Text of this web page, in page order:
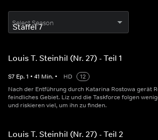
Select Season
Louis T. Steinhil (Nr. 27) - Teil 1
S7 Ep.1 • 41 Min. • HD
12
Nach der Entführung durch Katarina Rostowa gerät
feindliches Gebiet. Liz und die Taskforce folgen
und riskieren viel, um ihn zu finden.
Louis T. Steinhil (Nr. 27) - Teil 2